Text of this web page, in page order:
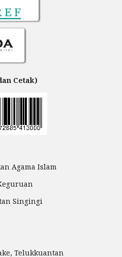
Cetak)
Agama Islam
Singingi
Telukkuantan